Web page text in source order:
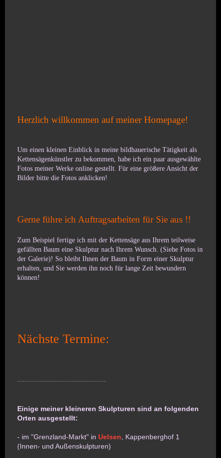
Herzlich willkommen auf meiner Homepage!
Um einen kleinen Einblick in meine bildhauerische Tätigkeit als
Kettensägenkünstler zu bekommen, habe ich ein paar ausgewählte
Fotos meiner Werke online gestellt. Für eine größere Ansicht der
Bilder bitte die Fotos anklicken!
Gerne führe ich Auftragsarbeiten für Sie aus !!
Zum Beispiel fertige ich mit der Kettensäge aus Ihrem teilweise
gefällten Baum eine Skulptur nach Ihrem Wunsch. (Siehe Fotos in
der Galerie)! So bleibt Ihnen der Baum in Form einer Skulptur
erhalten, und Sie werden ihn noch für lange Zeit bewundern
können!
Nächste Termine:
------------------------------------
Einige meiner kleineren Skulpturen sind an folgenden
Orten ausgestellt:
- im "Grenzland-Markt" in Uelsen , Kappenberghof 1
(Innen- und Außenskulpturen)